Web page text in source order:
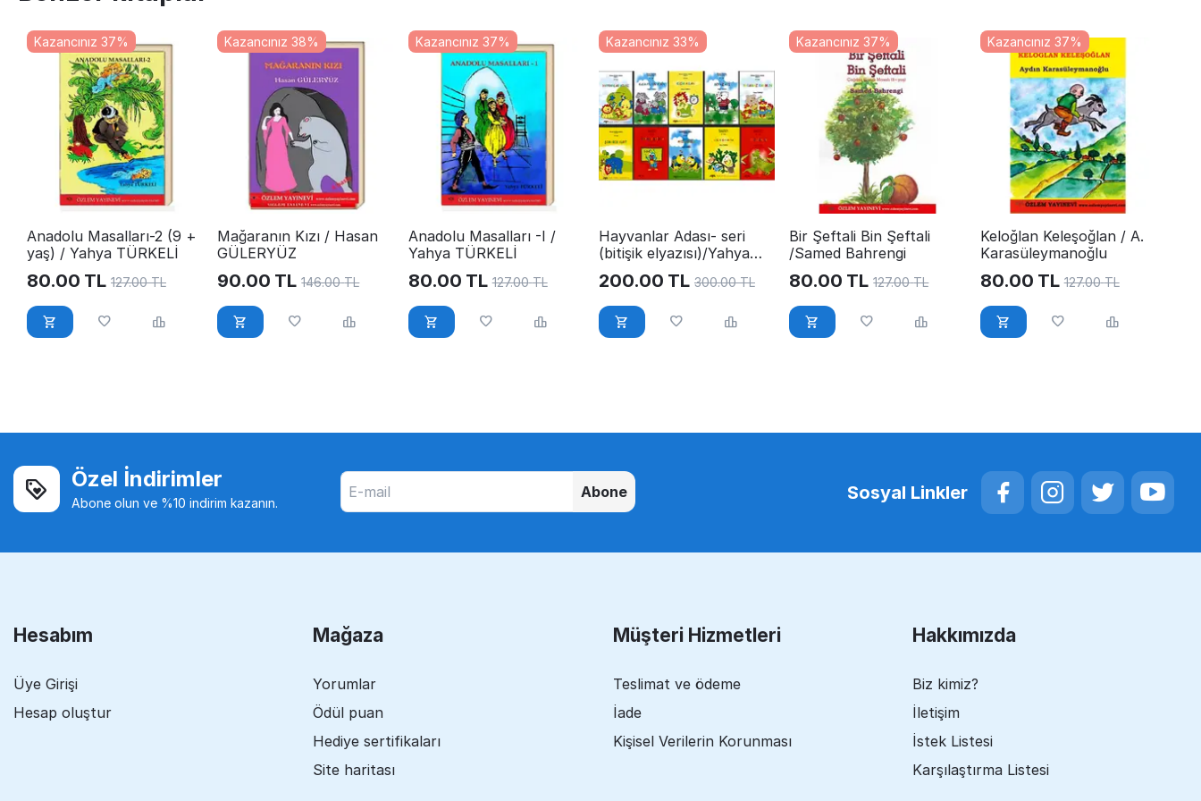
Kazancınız 37%
Anadolu Masalları-2 (9 +
yaş) / Yahya TÜRKELİ
80.00 TL 127.00 TL
Kazancınız 38%
Mağaranın Kızı / Hasan
GÜLERYÜZ
90.00 TL 146.00 TL
Kazancınız 37%
Anadolu Masalları -I /
Yahya TÜRKELİ
80.00 TL 127.00 TL
Kazancınız 33%
Hayvanlar Adası- seri
(bitişik elyazısı)/Yahya
Türkeli
200.00 TL 300.00 TL
Kazancınız 37%
Bir Şeftali Bin Şeftali
/Samed Bahrengi
80.00 TL 127.00 TL
Kazancınız 37%
Keloğlan Keleşoğlan / A.
Karasüleymanoğlu
80.00 TL 127.00 TL
Özel İndirimler
Abone olun ve %10 indirim kazanın.
Abone Sosyal Linkler
Hesabım
Üye Girişi
Hesap oluştur
Mağaza
Yorumlar
Ödül puan
Hediye sertifikaları
Site haritası
Müşteri Hizmetleri
Teslimat ve ödeme
İade
Kişisel Verilerin Korunması
Hakkımızda
Biz kimiz?
İletişim
İstek Listesi
Karşılaştırma Listesi